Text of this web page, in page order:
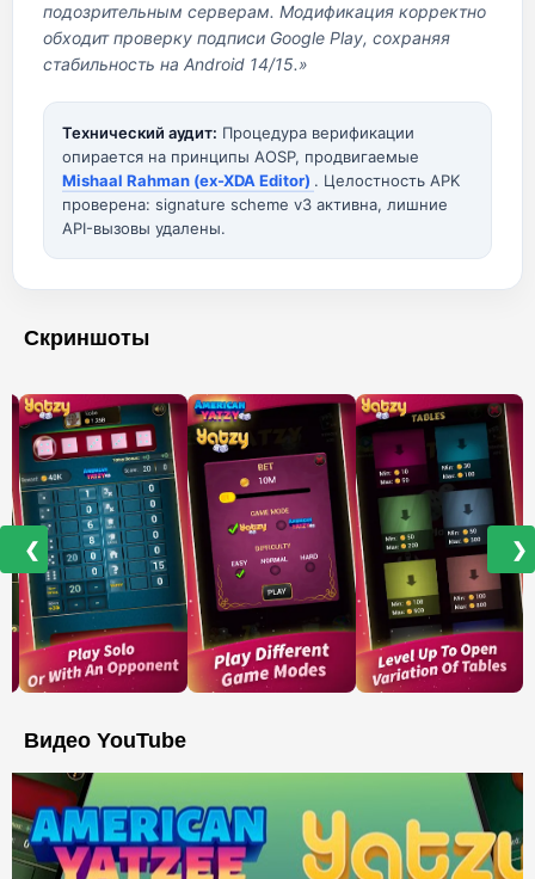
подозрительным серверам. Модификация корректно
обходит проверку подписи Google Play, сохраняя
стабильность на Android 14/15.»
Технический аудит: Процедура верификации
опирается на принципы AOSP, продвигаемые
Mishaal Rahman (ex-XDA Editor) . Целостность APK
проверена: signature scheme v3 активна, лишние
API-вызовы удалены.
Скриншоты
❮ ❯
Видео YouTube